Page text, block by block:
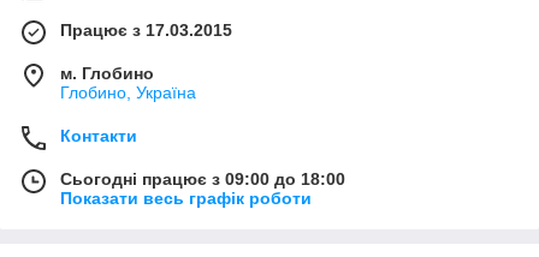
Працює з 17.03.2015
м. Глобино
Глобино, Україна
Контакти
Сьогодні працює з 09:00 до 18:00
Показати весь графік роботи